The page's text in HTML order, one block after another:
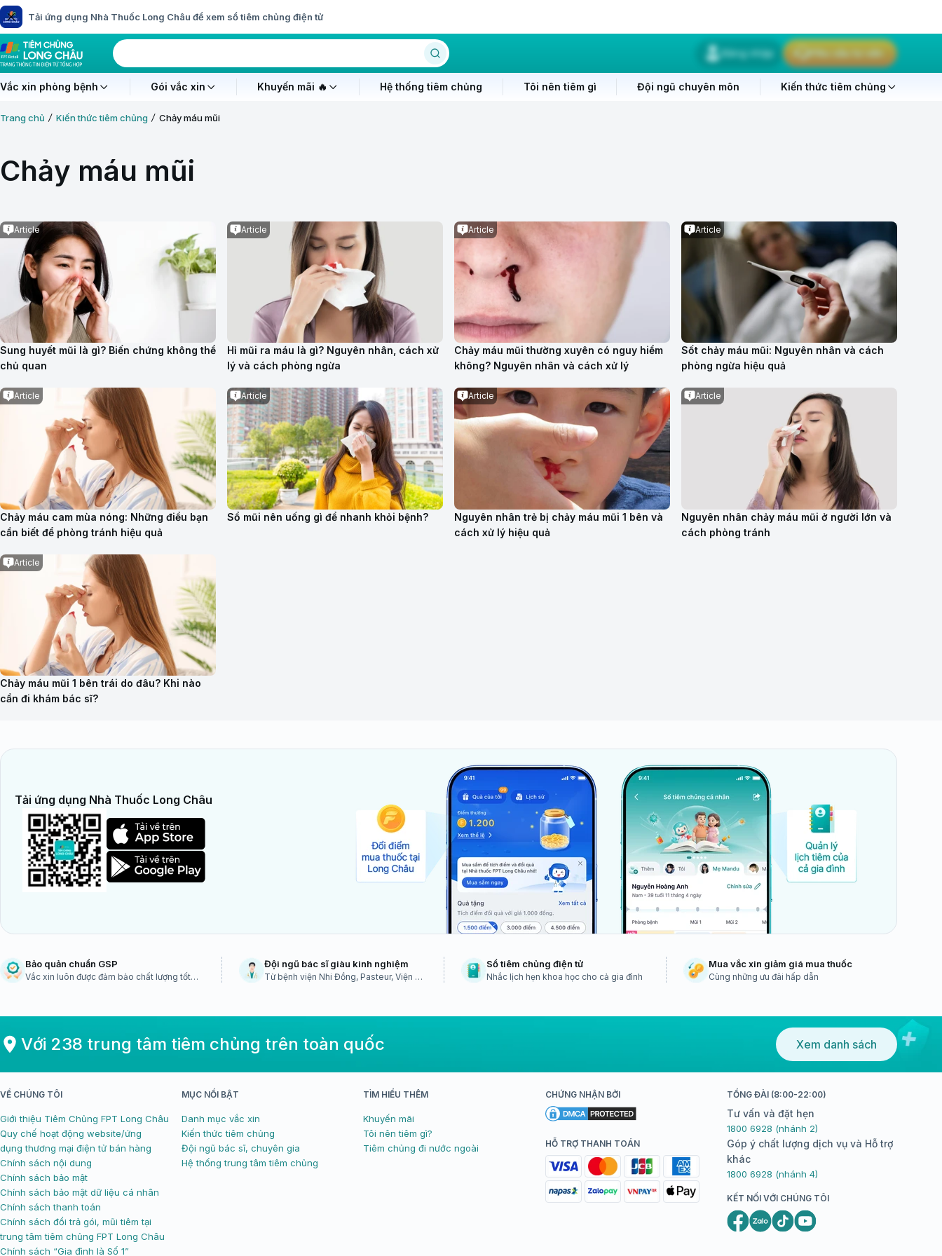
Tải ứng dụng Nhà Thuốc Long Châu để xem sổ tiêm chủng điện tử
Đăng nhập Yêu cầu tư vấn
Vắc xin phòng bệnh Gói vắc xin Khuyến mãi 🔥 Hệ thống tiêm chủng Tôi nên tiêm gì Đội ngũ chuyên môn Kiến thức tiêm chủng
Trang chủ Kiến thức tiêm chủng Chảy máu mũi
Chảy máu mũi
Article
Sung huyết mũi là gì? Biến chứng không thể
chủ quan
Article
Hỉ mũi ra máu là gì? Nguyên nhân, cách xử
lý và cách phòng ngừa
Article
Chảy máu mũi thường xuyên có nguy hiểm
không? Nguyên nhân và cách xử lý
Article
Sốt chảy máu mũi: Nguyên nhân và cách
phòng ngừa hiệu quả
Article
Chảy máu cam mùa nóng: Những điều bạn
cần biết để phòng tránh hiệu quả
Article
Sổ mũi nên uống gì để nhanh khỏi bệnh?
Article
Nguyên nhân trẻ bị chảy máu mũi 1 bên và
cách xử lý hiệu quả
Article
Nguyên nhân chảy máu mũi ở người lớn và
cách phòng tránh
Article
Chảy máu mũi 1 bên trái do đâu? Khi nào
cần đi khám bác sĩ?
Tải ứng dụng Nhà Thuốc Long Châu
Bảo quản chuẩn GSP
Vắc xin luôn được đảm bảo chất lượng tốt
Đội ngũ bác sĩ giàu kinh nghiệm
Từ bệnh viện Nhi Đồng, Pasteur, Viện vệ
Sổ tiêm chủng điện tử
Nhắc lịch hẹn khoa học cho cả gia đình
Mua vắc xin giảm giá mua thuốc
Cùng những ưu đãi hấp dẫn
Với 238 trung tâm tiêm chủng trên toàn quốc Xem danh sách
VỀ CHÚNG TÔI
Giới thiệu Tiêm Chủng FPT Long Châu
Quy chế hoạt động website/ứng
dụng thương mại điện tử bán hàng
Chính sách nội dung
Chính sách bảo mật
Chính sách bảo mật dữ liệu cá nhân
Chính sách thanh toán
Chính sách đổi trả gói, mũi tiêm tại
trung tâm tiêm chủng FPT Long Châu
Chính sách “Gia đình là Số 1”
MỤC NỔI BẬT
Danh mục vắc xin
Kiến thức tiêm chủng
Đội ngũ bác sĩ, chuyên gia
Hệ thống trung tâm tiêm chủng
TÌM HIỂU THÊM
Khuyến mãi
Tôi nên tiêm gì?
Tiêm chủng đi nước ngoài
CHỨNG NHẬN BỞI
HỖ TRỢ THANH TOÁN
TỔNG ĐÀI (8:00-22:00)
Tư vấn và đặt hẹn
1800 6928 (nhánh 2)
Góp ý chất lượng dịch vụ và Hỗ trợ
khác
1800 6928 (nhánh 4)
KẾT NỐI VỚI CHÚNG TÔI